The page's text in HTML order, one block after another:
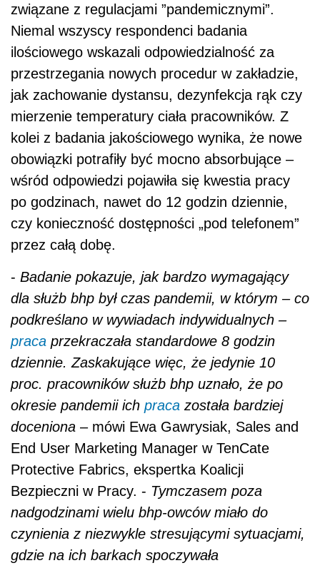
związane z regulacjami ”pandemicznymi”.
Niemal wszyscy respondenci badania
ilościowego wskazali odpowiedzialność za
przestrzegania nowych procedur w zakładzie,
jak zachowanie dystansu, dezynfekcja rąk czy
mierzenie temperatury ciała pracowników. Z
kolei z badania jakościowego wynika, że nowe
obowiązki potrafiły być mocno absorbujące –
wśród odpowiedzi pojawiła się kwestia pracy
po godzinach, nawet do 12 godzin dziennie,
czy konieczność dostępności „pod telefonem”
przez całą dobę.
- Badanie pokazuje, jak bardzo wymagający
dla służb bhp był czas pandemii, w którym – co
podkreślano w wywiadach indywidualnych –
praca przekraczała standardowe 8 godzin
dziennie. Zaskakujące więc, że jedynie 10
proc. pracowników służb bhp uznało, że po
okresie pandemii ich praca została bardziej
doceniona – mówi Ewa Gawrysiak, Sales and
End User Marketing Manager w TenCate
Protective Fabrics, ekspertka Koalicji
Bezpieczni w Pracy. - Tymczasem poza
nadgodzinami wielu bhp-owców miało do
czynienia z niezwykle stresującymi sytuacjami,
gdzie na ich barkach spoczywała